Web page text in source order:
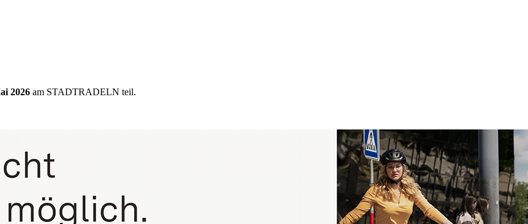
2026 am STADTRADELN teil.